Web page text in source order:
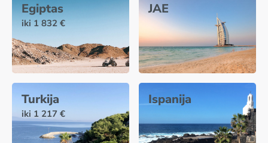
Egiptas
iki 1 832 €
JAE
Turkija
iki 1 217 €
Ispanija